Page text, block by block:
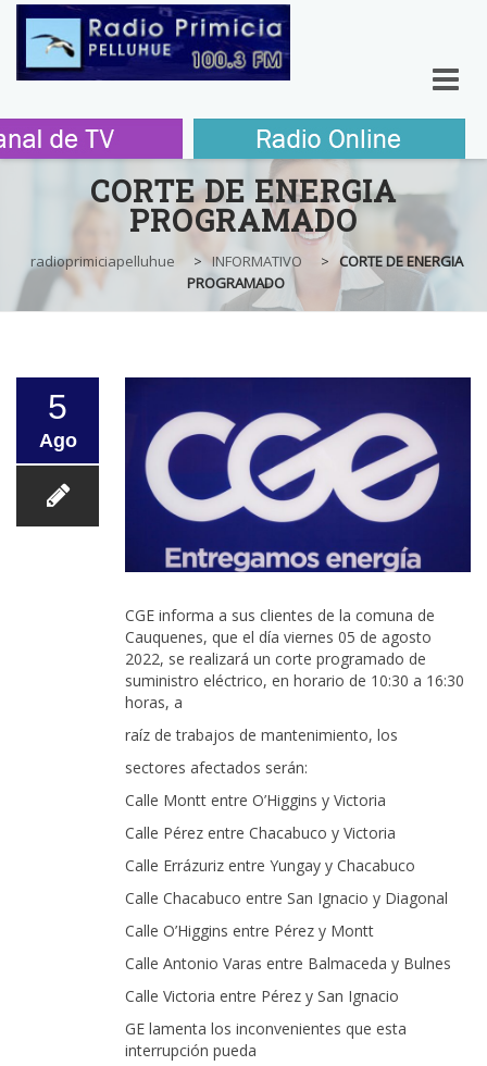
CORTE DE ENERGIA
PROGRAMADO
radioprimiciapelluhue > INFORMATIVO > CORTE DE ENERGIA
PROGRAMADO
5
Ago
CGE informa a sus clientes de la comuna de
Cauquenes, que el día viernes 05 de agosto
2022, se realizará un corte programado de
suministro eléctrico, en horario de 10:30 a 16:30
horas, a
raíz de trabajos de mantenimiento, los
sectores afectados serán:
Calle Montt entre O’Higgins y Victoria
Calle Pérez entre Chacabuco y Victoria
Calle Errázuriz entre Yungay y Chacabuco
Calle Chacabuco entre San Ignacio y Diagonal
Calle O’Higgins entre Pérez y Montt
Calle Antonio Varas entre Balmaceda y Bulnes
Calle Victoria entre Pérez y San Ignacio
GE lamenta los inconvenientes que esta
interrupción pueda